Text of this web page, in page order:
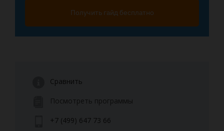
Получить гайд бесплатно
Сравнить
Посмотреть программы
+7 (499) 647 73 66